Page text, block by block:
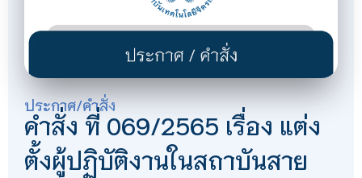
ประกาศ/คำสั่ง
คำสั่ง ที่ 069/2565 เรื่อง แต่ง
ตั้งผู้ปฏิบัติงานในสถาบันสาย